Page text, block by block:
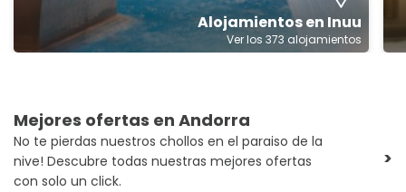
Alojamientos en Inuu
Ver los 373 alojamientos
Mejores ofertas en Andorra
No te pierdas nuestros chollos en el paraiso de la
nive! Descubre todas nuestras mejores ofertas
con solo un click.
>